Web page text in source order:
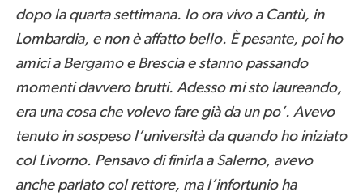
dopo la quarta settimana. Io ora vivo a Cantù, in
Lombardia, e non è affatto bello. È pesante, poi ho
amici a Bergamo e Brescia e stanno passando
momenti davvero brutti. Adesso mi sto laureando,
era una cosa che volevo fare già da un po’. Avevo
tenuto in sospeso l’università da quando ho iniziato
col Livorno. Pensavo di finirla a Salerno, avevo
anche parlato col rettore, ma l’infortunio ha